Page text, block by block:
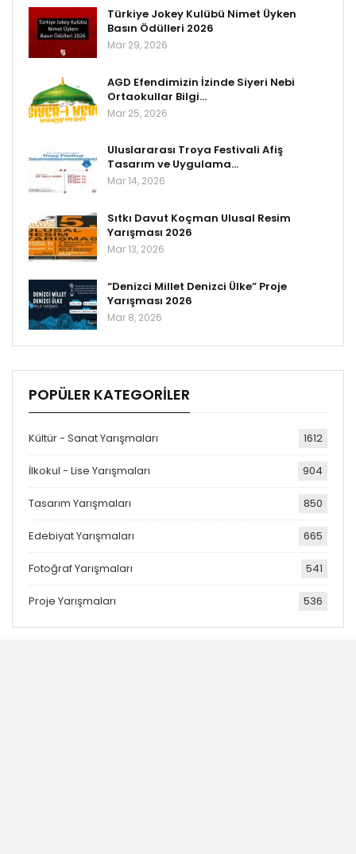
Türkiye Jokey Kulübü Nimet Üyken
Basın Ödülleri 2026
Mar 29, 2026
AGD Efendimizin İzinde Siyeri Nebi
Ortaokullar Bilgi…
Mar 25, 2026
Uluslararası Troya Festivali Afiş
Tasarım ve Uygulama…
Mar 14, 2026
Sıtkı Davut Koçman Ulusal Resim
Yarışması 2026
Mar 13, 2026
“Denizci Millet Denizci Ülke” Proje
Yarışması 2026
Mar 8, 2026
POPÜLER KATEGORILER
Kültür - Sanat Yarışmaları 1612
İlkokul - Lise Yarışmaları 904
Tasarım Yarışmaları 850
Edebiyat Yarışmaları 665
Fotoğraf Yarışmaları 541
Proje Yarışmaları 536